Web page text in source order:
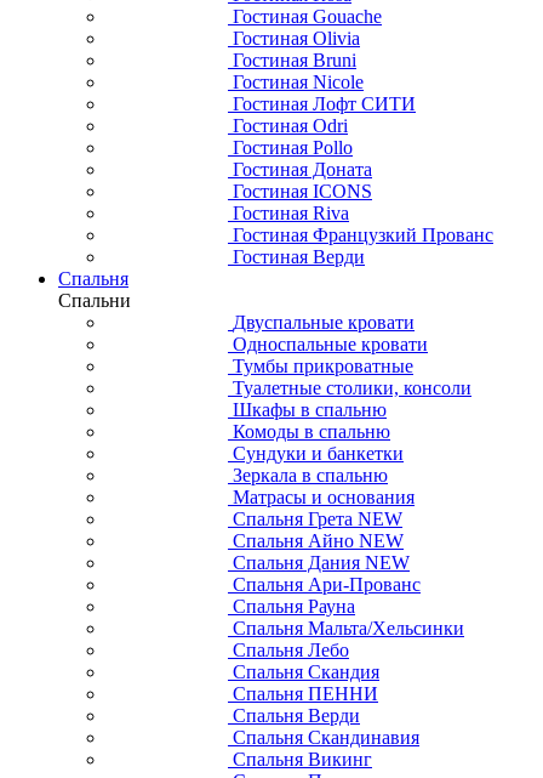
Гостиная Gouache
Гостиная Olivia
Гостиная Bruni
Гостиная Nicole
Гостиная Лофт СИТИ
Гостиная Odri
Гостиная Pollo
Гостиная Доната
Гостиная ICONS
Гостиная Riva
Гостиная Французкий Прованс
Гостиная Верди
Спальня
Спальни
Двуспальные кровати
Односпальные кровати
Тумбы прикроватные
Туалетные столики, консоли
Шкафы в спальню
Комоды в спальню
Сундуки и банкетки
Зеркала в спальню
Матрасы и основания
Спальня Грета NEW
Спальня Айно NEW
Спальня Дания NEW
Спальня Ари-Прованс
Спальня Рауна
Спальня Мальта/Хельсинки
Спальня Лебо
Спальня Скандия
Спальня ПЕННИ
Спальня Верди
Спальня Скандинавия
Спальня Викинг